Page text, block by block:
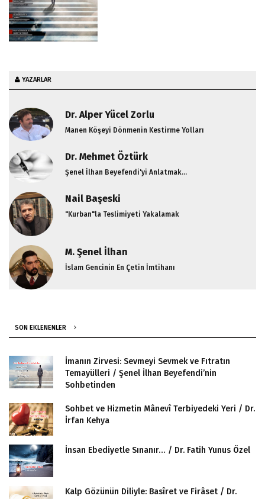
YAZARLAR
Dr. Alper Yücel Zorlu
Manen Köşeyi Dönmenin Kestirme Yolları
Dr. Mehmet Öztürk
Şenel İlhan Beyefendi'yi Anlatmak...
Nail Başeski
"Kurban"la Teslimiyeti Yakalamak
M. Şenel İlhan
İslam Gencinin En Çetin İmtihanı
SON EKLENENLER
İmanın Zirvesi: Sevmeyi Sevmek ve Fıtratın
Temayülleri / Şenel İlhan Beyefendi’nin
Sohbetinden
Sohbet ve Hizmetin Mânevî Terbiyedeki Yeri / Dr.
İrfan Kehya
İnsan Ebediyetle Sınanır… / Dr. Fatih Yunus Özel
Kalp Gözünün Diliyle: Basîret ve Firâset / Dr.